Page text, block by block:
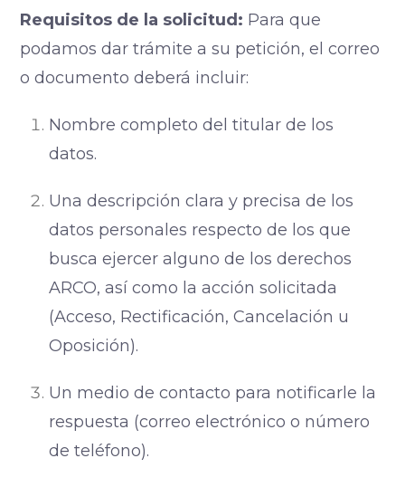
Requisitos de la solicitud: Para que
podamos dar trámite a su petición, el correo
o documento deberá incluir:
Nombre completo del titular de los
datos.
Una descripción clara y precisa de los
datos personales respecto de los que
busca ejercer alguno de los derechos
ARCO, así como la acción solicitada
(Acceso, Rectificación, Cancelación u
Oposición).
Un medio de contacto para notificarle la
respuesta (correo electrónico o número
de teléfono).